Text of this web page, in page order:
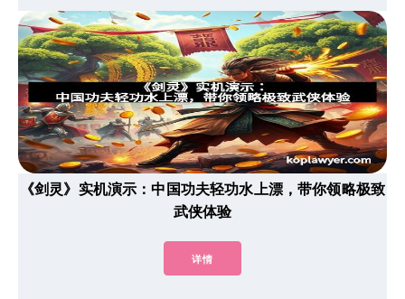
《剑灵》实机演示：中国功夫轻功水上漂，带你领略极致
武侠体验
详情